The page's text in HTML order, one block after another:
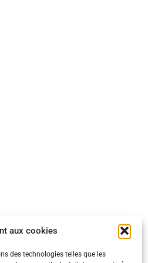
aux cookies
des technologies telles que les